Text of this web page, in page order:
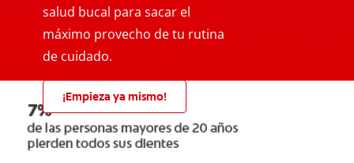
salud bucal para sacar el
máximo provecho de tu rutina
de cuidado.
¡Empieza ya mismo!